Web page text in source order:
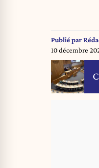
Publié par
10 décembre